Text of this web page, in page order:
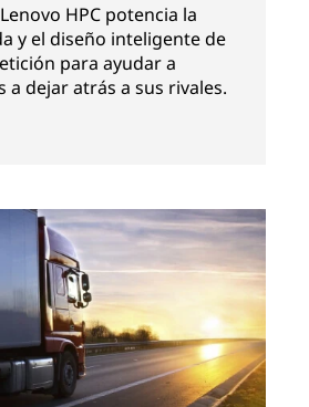
HPC potencia la
y el diseño inteligente de
para ayudar a
a dejar atrás a sus rivales.